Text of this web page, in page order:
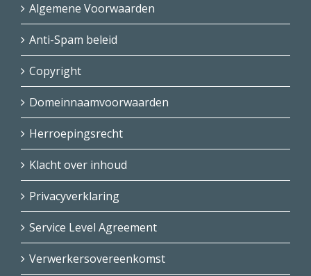
Algemene Voorwaarden
Anti-Spam beleid
Copyright
Domeinnaamvoorwaarden
Herroepingsrecht
Klacht over inhoud
Privacyverklaring
Service Level Agreement
Verwerkersovereenkomst